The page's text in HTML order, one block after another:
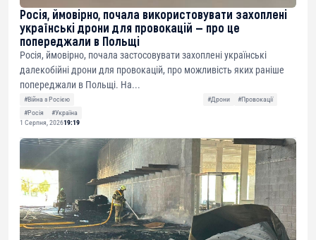
Росія, ймовірно, почала використовувати захоплені
українські дрони для провокацій — про це
попереджали в Польщі
Росія, ймовірно, почала застосовувати захоплені українські
далекобійні дрони для провокацій, про можливість яких раніше
попереджали в Польщі. На...
#Війна з Росією #Дрони
#Провокації
#Росія
#Україна
1 Серпня, 202619:19